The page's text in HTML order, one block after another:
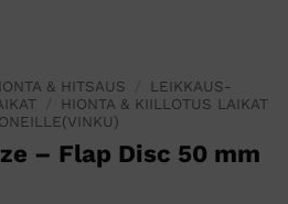
& HITSAUS
LEIKKAUS-
HIONTA & KIILLOTUS LAIKAT
– Flap Disc 50 mm